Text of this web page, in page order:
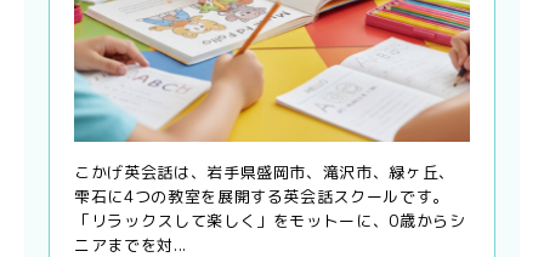
こかげ英会話は、岩手県盛岡市、滝沢市、緑ヶ丘、
雫石に4つの教室を展開する英会話スクールです。
「リラックスして楽しく」をモットーに、0歳からシ
ニアまでを対...